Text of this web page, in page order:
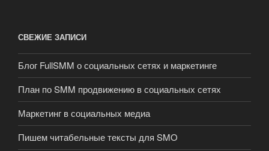
СВЕЖИЕ ЗАПИСИ
Блог FullSMM о социальных сетях и маркетинге
План по SMM продвижению в социальных сетях
Маркетинг в социальных медиа
Пишем читабельные тексты для SMO